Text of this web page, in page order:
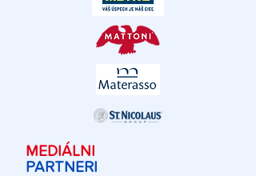
MEDIÁLNI
PARTNERI